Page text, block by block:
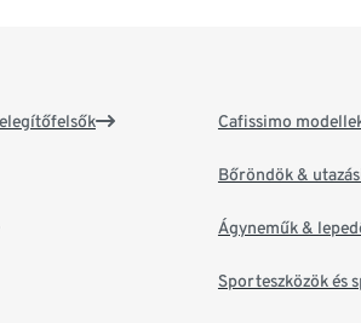
Cafissimo
Bőröndök &
Ágyneműk &
Sporteszközök és